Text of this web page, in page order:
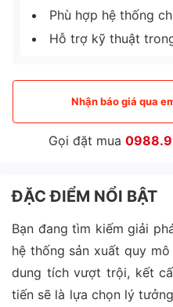
Phù hợp hệ thống
Hỗ trợ kỹ thuật
Nhận báo giá qua
Gọi đặt mua
ĐẶC ĐIỂM NỔI BẬT
Bạn đang tìm kiếm giải
hệ thống sản xuất quy
dung tích vượt trội, kết
tiến sẽ là lựa chọn lý